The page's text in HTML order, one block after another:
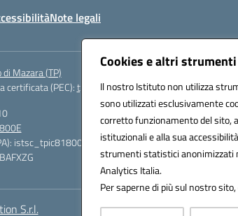
Cookies e altri
Il nostro Istituto non utilizza
sono utilizzati esclusivamente
corretto funzionamento del sito,
istituzionali e alla sua
strumenti statistici anonimizzati
Analytics Italia.
Per saperne di più sul nostro
Note legali
Mazara (TP)
certificata (PEC):tpic81800e@pec.istruzione.it
istsc_tpic81800e
S.r.l.